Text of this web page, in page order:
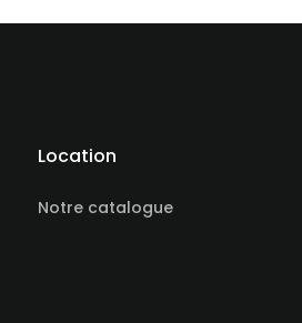
Location
Notre catalogue